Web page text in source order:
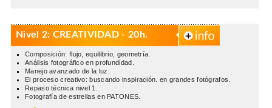
Nivel 2: CREATIVIDAD - 20h.
Composición: flujo, equilibrio, geometría.
Análisis fotográfico en profundidad.
Manejo avanzado de la luz.
El proceso creativo: buscando inspiración. en grandes fotógrafos.
Repaso técnica nivel 1.
Fotografía de estrellas en PATONES.